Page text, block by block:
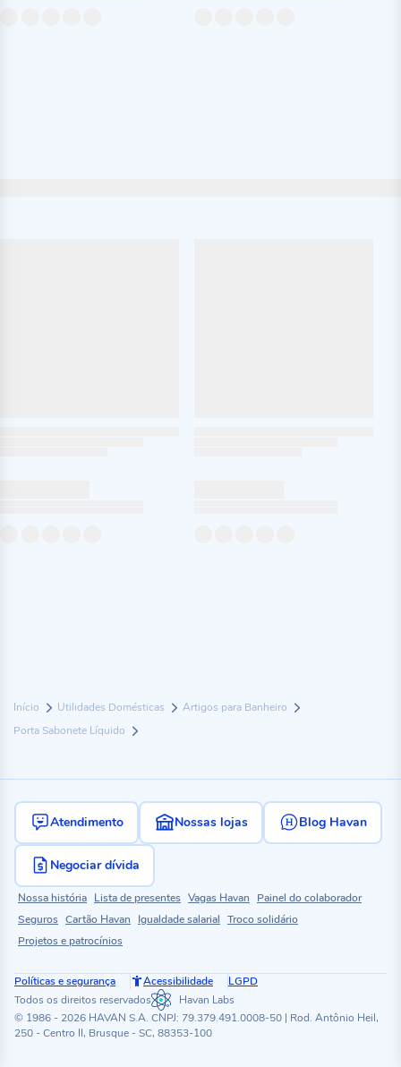
Início Utilidades Domésticas
Artigos para Banheiro
Porta Sabonete Líquido
Atendimento Nossas lojas Blog Havan
Negociar dívida
Nossa história Lista de presentes Vagas Havan
Painel do colaborador
Seguros Cartão Havan Igualdade salarial Troco solidário
Projetos e patrocínios
Políticas e segurança Acessibilidade
LGPD
Todos os direitos reservados
Havan Labs
© 1986 - 2026 HAVAN S.A. CNPJ: 79.379.491.0008-50 | Rod. Antônio Heil,
250 - Centro II, Brusque - SC, 88353-100